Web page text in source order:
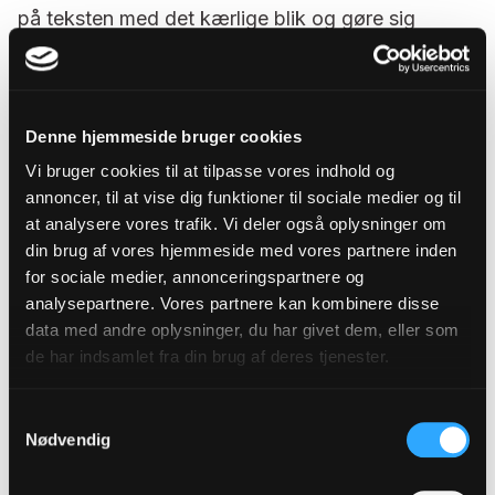
Denne hjemmeside bruger cookies
Vi bruger cookies til at tilpasse vores indhold og
annoncer, til at vise dig funktioner til sociale medier og til
at analysere vores trafik. Vi deler også oplysninger om
din brug af vores hjemmeside med vores partnere inden
for sociale medier, annonceringspartnere og
analysepartnere. Vores partnere kan kombinere disse
data med andre oplysninger, du har givet dem, eller som
de har indsamlet fra din brug af deres tjenester.
Nødvendig
på teksten med det kærlige blik og gøre sig
umage med at forstå intentionerne med teksten.
eksempler i klummen”. Sig hellere: ”Eksemplet i
indledningen er velvalgt, fordi det er noget, vi alle
har oplevet, og samtidig illustrerer eksemplet det
problem, artiklen tager fat om. Måske kunne du
vende tilbage til det i slutningen, for lige nu synes
jeg artiklen slutter lidt brat.”